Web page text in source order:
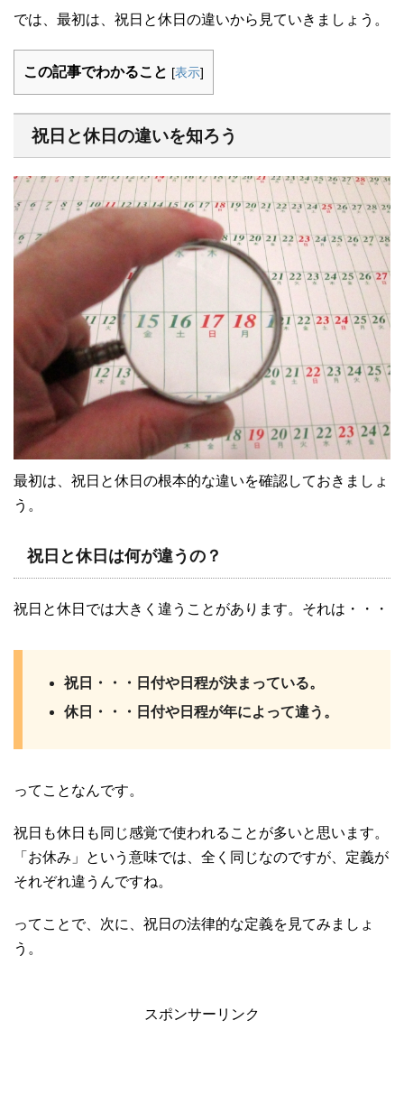
では、最初は、祝日と休日の違いから見ていきましょう。
この記事でわかること [表示]
祝日と休日の違いを知ろう
最初は、祝日と休日の根本的な違いを確認しておきましょ
う。
祝日と休日は何が違うの？
祝日と休日では大きく違うことがあります。それは・・・
祝日・・・日付や日程が決まっている。
休日・・・日付や日程が年によって違う。
ってことなんです。
祝日も休日も同じ感覚で使われることが多いと思います。
「お休み」という意味では、全く同じなのですが、定義が
それぞれ違うんですね。
ってことで、次に、祝日の法律的な定義を見てみましょ
う。
スポンサーリンク